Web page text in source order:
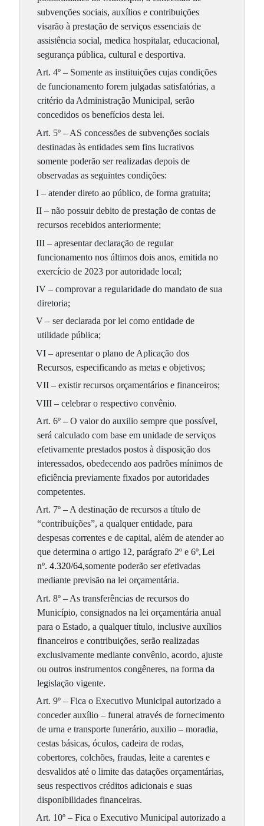
subvenções sociais, auxílios e contribuições
visarão à prestação de serviços essenciais de
assistência social, medica hospitalar, educacional,
segurança pública, cultural e desportiva.
Art. 4º – Somente as instituições cujas condições
de funcionamento forem julgadas satisfatórias, a
critério da Administração Municipal, serão
concedidos os benefícios desta lei.
Art. 5º – AS concessões de subvenções sociais
destinadas às entidades sem fins lucrativos
somente poderão ser realizadas depois de
observadas as seguintes condições:
I – atender direto ao público, de forma gratuita;
II – não possuir debito de prestação de contas de
recursos recebidos anteriormente;
III – apresentar declaração de regular
funcionamento nos últimos dois anos, emitida no
exercício de 2023 por autoridade local;
IV – comprovar a regularidade do mandato de sua
diretoria;
V – ser declarada por lei como entidade de
utilidade pública;
VI – apresentar o plano de Aplicação dos
Recursos, especificando as metas e objetivos;
VII – existir recursos orçamentários e financeiros;
VIII – celebrar o respectivo convênio.
Art. 6º – O valor do auxilio sempre que possível,
será calculado com base em unidade de serviços
efetivamente prestados postos à disposição dos
interessados, obedecendo aos padrões mínimos de
eficiência previamente fixados por autoridades
competentes.
Art. 7º – A destinação de recursos a título de
“contribuições”, a qualquer entidade, para
despesas correntes e de capital, além de atender ao
que determina o artigo 12, parágrafo 2º e 6º,Lei
nº. 4.320/64,somente poderão ser efetivadas
mediante previsão na lei orçamentária.
Art. 8º – As transferências de recursos do
Município, consignados na lei orçamentária anual
para o Estado, a qualquer título, inclusive auxílios
financeiros e contribuições, serão realizadas
exclusivamente mediante convênio, acordo, ajuste
ou outros instrumentos congêneres, na forma da
legislação vigente.
Art. 9º – Fica o Executivo Municipal autorizado a
conceder auxílio – funeral através de fornecimento
de urna e transporte funerário, auxilio – moradia,
cestas básicas, óculos, cadeira de rodas,
cobertores, colchões, fraudas, leite a carentes e
desvalidos até o limite das datações orçamentárias,
seus respectivos créditos adicionais e suas
disponibilidades financeiras.
Art. 10º – Fica o Executivo Municipal autorizado a